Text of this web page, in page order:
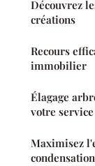
Découvrez
créations
Recours
immobilier
Élagage
votre service
Maximisez